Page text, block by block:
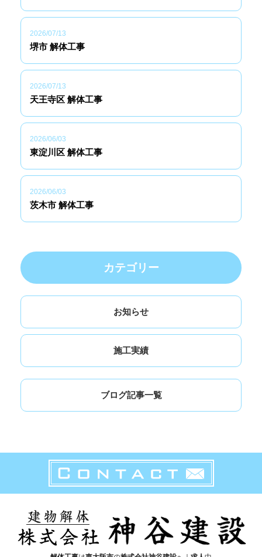
2026/07/13
堺市 解体工事
2026/07/13
天王寺区 解体工事
2026/06/03
東淀川区 解体工事
2026/06/03
茨木市 解体工事
カテゴリー
お知らせ
施工実績
ブログ記事一覧